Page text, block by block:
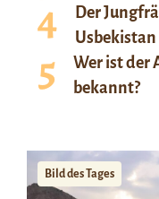
Der
Usbekistan
Wer ist der
bekannt?
Bild des Tages